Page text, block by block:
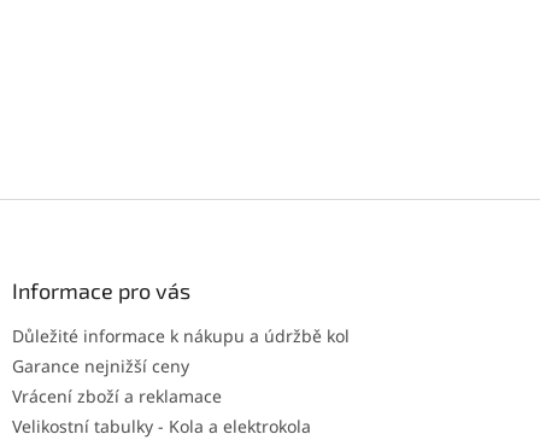
Informace pro vás
Důležité informace k nákupu a údržbě kol
Garance nejnižší ceny
Vrácení zboží a reklamace
Velikostní tabulky - Kola a elektrokola